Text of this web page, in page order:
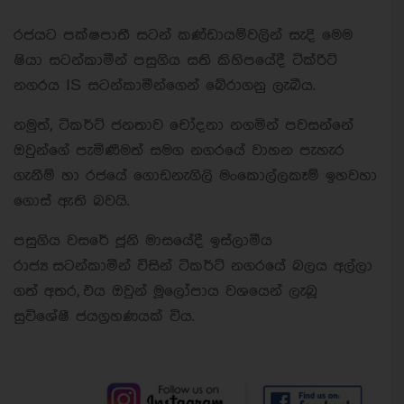
රජයට පක්ෂපාතී සටන් කණ්ඩායම්වලින් සැදි මෙම
ෂියා සටන්කාමීන් පසුගිය සති කිහිපයේදී ටික්රිට්
නගරය IS සටන්කාමීන්ගෙන් බේරාගනු ලැබීය.
නමුත්, ටිකර්ට් ජනතාව චෝදනා නගමින් පවසන්නේ
ඔවුන්ගේ පැමිණීමත් සමග නගරයේ වාහන පැහැර
ගැනීම් හා රජයේ ගොඩනැගිලි මංකොල්ලකෑම් ඉහවහා
ගොස් ඇති බවයි.
පසුගිය වසරේ ජූනි මාසයේදී ඉස්ලාමීය
රාජ්‍ය සටන්කාමීන් විසින් ටිකර්ට් නගරයේ බලය අල්ලා
ගත් අතර, එය ඔවුන් මූලෝපාය වශයෙන් ලැබූ
සුවිශේෂී ජයග්‍රහණයක් විය.